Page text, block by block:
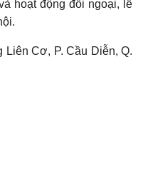
hoạt động đối ngoại, lễ
Cơ, P. Cầu Diễn, Q.